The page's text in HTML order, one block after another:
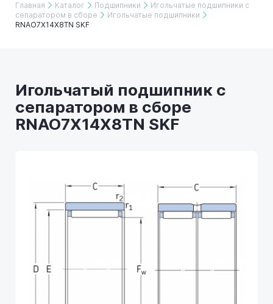
Главная Каталог Подшипники
Игольчатые подшипники с
сепаратором в сборе
Игольчатые подшипники
RNAO7X14X8TN SKF
Игольчатый подшипник с
сепаратором в сборе
RNAO7X14X8TN SKF